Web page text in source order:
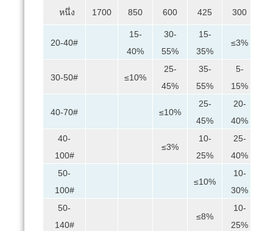
หนึ่ง 1700 850 600 425 300
20-40#
15-
40%
30-
55%
15-
35%
≤3%
30-50# ≤10%
25-
45%
35-
55%
5-
15%
40-70# ≤10%
25-
45%
20-
40%
40-
100#
≤3%
10-
25%
25-
40%
50-
100#
≤10%
10-
30%
50-
140#
≤8%
10-
25%